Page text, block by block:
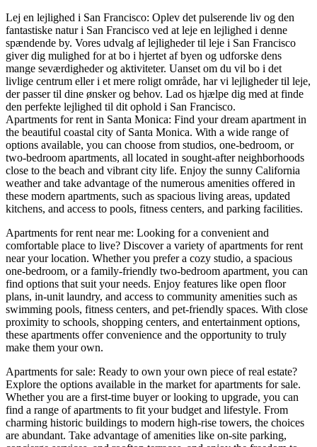
Lej en lejlighed i San Francisco: Oplev det pulserende liv og den
fantastiske natur i San Francisco ved at leje en lejlighed i denne
spændende by. Vores udvalg af lejligheder til leje i San Francisco
giver dig mulighed for at bo i hjertet af byen og udforske dens
mange seværdigheder og aktiviteter. Uanset om du vil bo i det
livlige centrum eller i et mere roligt område, har vi lejligheder til leje,
der passer til dine ønsker og behov. Lad os hjælpe dig med at finde
den perfekte lejlighed til dit ophold i San Francisco.
Apartments for rent in Santa Monica: Find your dream apartment in
the beautiful coastal city of Santa Monica. With a wide range of
options available, you can choose from studios, one-bedroom, or
two-bedroom apartments, all located in sought-after neighborhoods
close to the beach and vibrant city life. Enjoy the sunny California
weather and take advantage of the numerous amenities offered in
these modern apartments, such as spacious living areas, updated
kitchens, and access to pools, fitness centers, and parking facilities.
Apartments for rent near me: Looking for a convenient and
comfortable place to live? Discover a variety of apartments for rent
near your location. Whether you prefer a cozy studio, a spacious
one-bedroom, or a family-friendly two-bedroom apartment, you can
find options that suit your needs. Enjoy features like open floor
plans, in-unit laundry, and access to community amenities such as
swimming pools, fitness centers, and pet-friendly spaces. With close
proximity to schools, shopping centers, and entertainment options,
these apartments offer convenience and the opportunity to truly
make them your own.
Apartments for sale: Ready to own your own piece of real estate?
Explore the options available in the market for apartments for sale.
Whether you are a first-time buyer or looking to upgrade, you can
find a range of apartments to fit your budget and lifestyle. From
charming historic buildings to modern high-rise towers, the choices
are abundant. Take advantage of amenities like on-site parking,